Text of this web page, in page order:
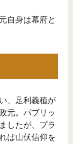
自身は幕府と
、足利義稙が
元。パブリッ
したが、プラ
は山伏信仰を